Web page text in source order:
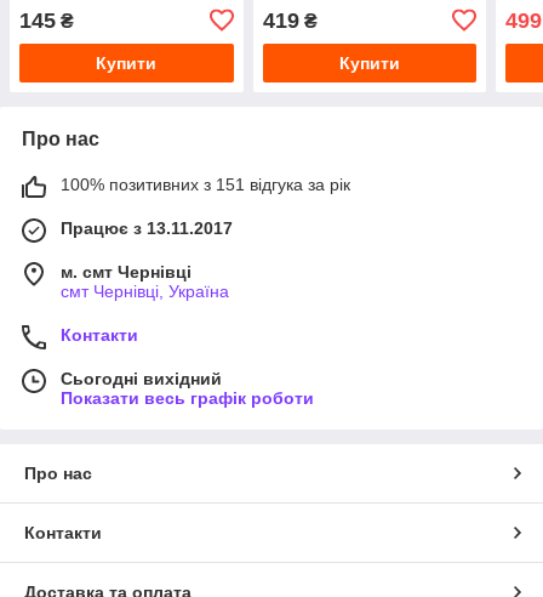
CH221858
145 ₴
Купити
419₴
Купити
499
Про нас
100% позитивних з 151 відгука за рік
Працює з 13.11.2017
м. смт Чернівці
смт Чернівці, Україна
Контакти
Сьогодні вихідний
Показати весь графік роботи
Про нас
Контакти
Доставка та оплата